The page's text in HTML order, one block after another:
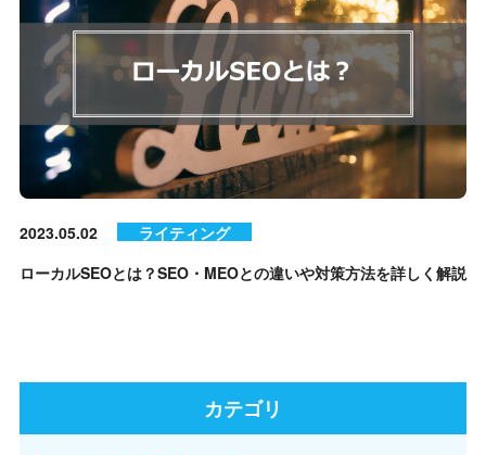
2023.05.02
ライティング
ローカルSEOとは？SEO・MEOとの違いや対策方法を詳しく解説
カテゴリ